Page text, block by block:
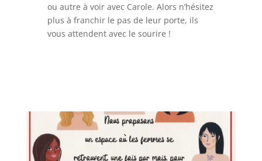
ou autre à voir avec Carole. Alors n’hésitez
plus à franchir le pas de leur porte, ils
vous attendent avec le sourire !